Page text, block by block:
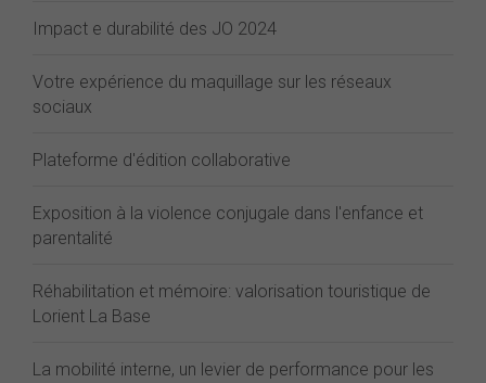
Impact e durabilité des JO 2024
Votre expérience du maquillage sur les réseaux
sociaux
Plateforme d'édition collaborative
Exposition à la violence conjugale dans l'enfance et
parentalité
Réhabilitation et mémoire: valorisation touristique de
Lorient La Base
La mobilité interne, un levier de performance pour les